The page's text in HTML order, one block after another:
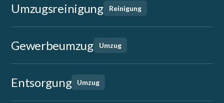
Umzugsreinigung Reinigung
Gewerbeumzug Umzug
Entsorgung Umzug